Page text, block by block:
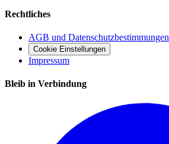
Rechtliches
AGB und Datenschutzbestimmungen
Cookie Einstellungen
Impressum
Bleib in Verbindung